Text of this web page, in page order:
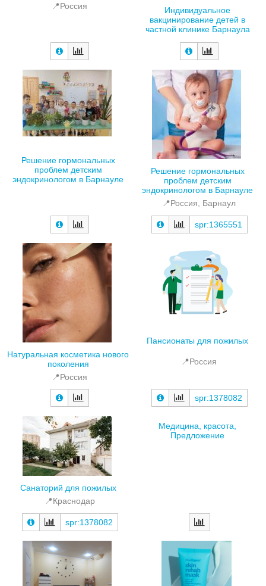
📍Россия
Индивидуальное
вакцинирование детей в
частной клинике Барнаула
Решение гормональных
проблем детским
эндокринологом в Барнауле
Решение гормональных
проблем детским
эндокринологом в Барнауле
📍Россия, Барнаул
spr:1365551
Натуральная косметика нового
поколения
📍Россия
Пансионаты для пожилых
📍Россия
spr:1378082
Санаторий для пожилых
📍Краснодар
spr:1378082
Медицина, красота,
Предложение